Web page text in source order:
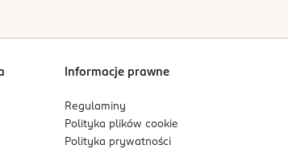
Informacje prawne
Regulaminy
Polityka plikówcookie
Polityka prywatności